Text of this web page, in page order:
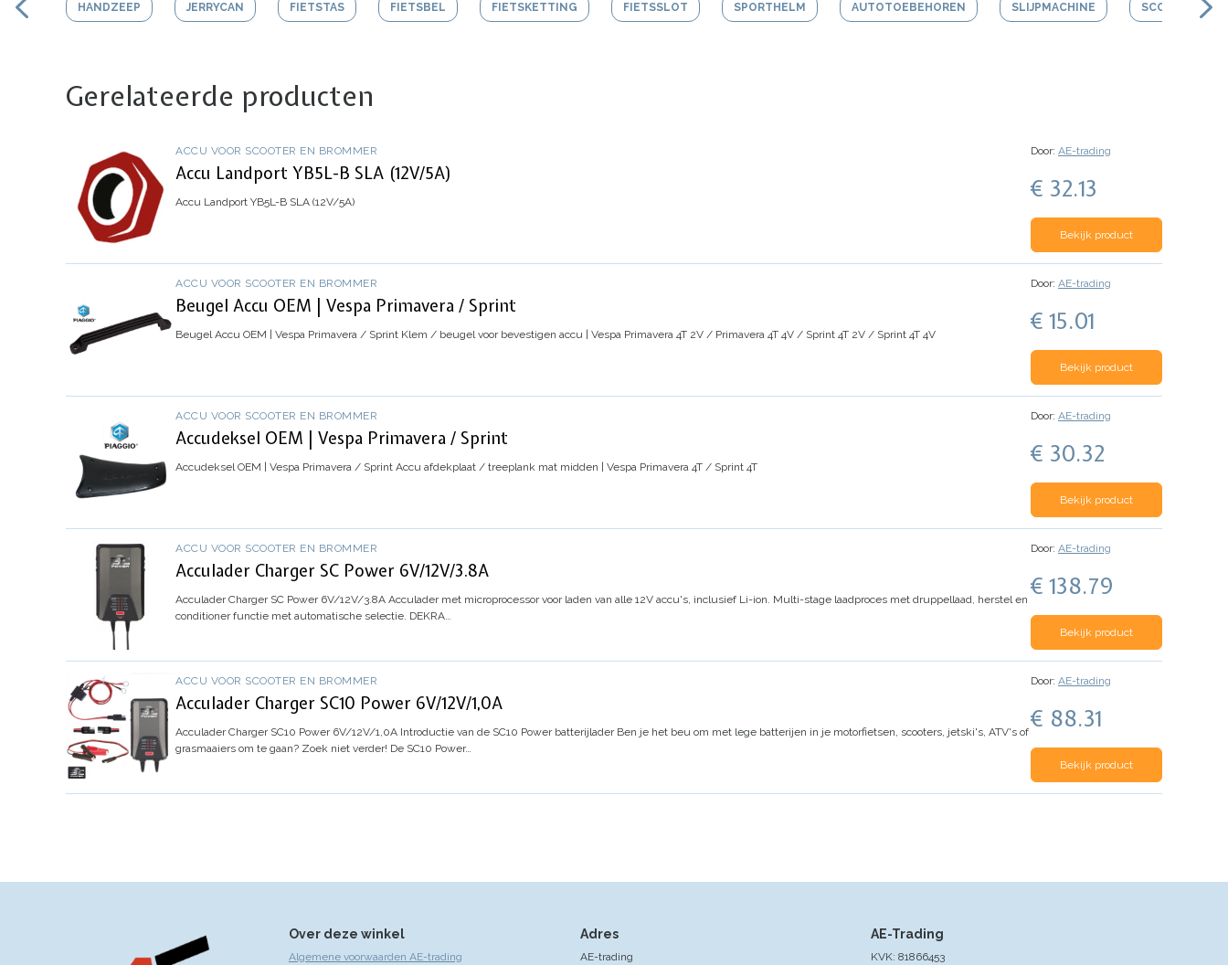
HANDZEEP JERRYCAN FIETSTAS FIETSBEL FIETSKETTING FIETSSLOT SPORTHELM AUTOTOEBEHOREN SLIJPMACHINE SCOOTER
Gerelateerde producten
ACCU VOOR SCOOTER EN BROMMER
Accu Landport YB5L-B SLA (12V/5A)
Accu Landport YB5L-B SLA (12V/5A)
Door: AE-trading
€ 32.13
Bekijk product
ACCU VOOR SCOOTER EN BROMMER
Beugel Accu OEM | Vespa Primavera / Sprint
Beugel Accu OEM | Vespa Primavera / Sprint Klem / beugel voor bevestigen accu | Vespa Primavera 4T 2V / Primavera 4T 4V / Sprint 4T 2V / Sprint 4T 4V
Door: AE-trading
€ 15.01
Bekijk product
ACCU VOOR SCOOTER EN BROMMER
Accudeksel OEM | Vespa Primavera / Sprint
Accudeksel OEM | Vespa Primavera / Sprint Accu afdekplaat / treeplank mat midden | Vespa Primavera 4T / Sprint 4T
Door: AE-trading
€ 30.32
Bekijk product
ACCU VOOR SCOOTER EN BROMMER
Acculader Charger SC Power 6V/12V/3.8A
Acculader Charger SC Power 6V/12V/3.8A Acculader met microprocessor voor laden van alle 12V accu's, inclusief Li-ion. Multi-stage laadproces met druppellaad, herstel en
conditioner functie met automatische selectie. DEKRA…
Door: AE-trading
€ 138.79
Bekijk product
ACCU VOOR SCOOTER EN BROMMER
Acculader Charger SC10 Power 6V/12V/1,0A
Acculader Charger SC10 Power 6V/12V/1,0A Introductie van de SC10 Power batterijlader Ben je het beu om met lege batterijen in je motorfietsen, scooters, jetski's, ATV's of
grasmaaiers om te gaan? Zoek niet verder! De SC10 Power…
Door: AE-trading
€ 88.31
Bekijk product
Over deze winkel
Algemene voorwaarden AE-trading
Adres
AE-trading
AE-Trading
KVK: 81866453